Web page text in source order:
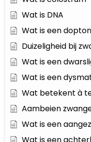
Wat is DNA
Wat is een
Duizeligheid bij
Wat is een
Wat is een
Wat betekent à
Aambeien
Wat is een